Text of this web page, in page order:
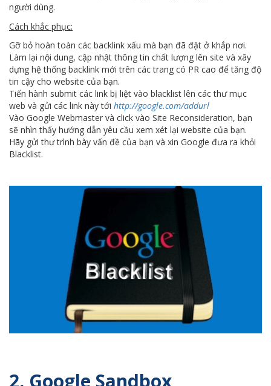
người dùng.
Cách khắc phục:
Gỡ bỏ hoàn toàn các backlink xấu mà bạn đã đặt ở khắp nơi.
Làm lại nội dung, cập nhật thông tin chất lượng lên site và xây
dựng hệ thống backlink mới trên các trang có PR cao để tăng độ
tin cậy cho website của bạn.
Tiến hành submit các link bị liệt vào blacklist lên các thư mục
web và gửi các link này tới http://google.com/addurl
Vào Google Webmaster và click vào Site Reconsideration, bạn
sẽ nhìn thấy hướng dẫn yêu cầu xem xét lại website của bạn.
Hãy gửi thư trình bày vấn đề của bạn và xin Google đưa ra khỏi
Blacklist.
2. Google Sandbox